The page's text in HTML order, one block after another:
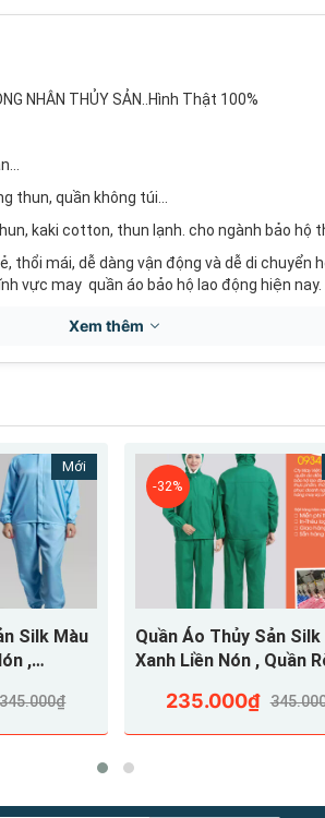
NHÂN THỦY SẢN..Hình Thật 100%
thun, quần không túi...
kaki cotton, thun lạnh. cho ngành bảo hộ
thổi mái, dễ dàng vận động và dễ di chuyển
vực may quần áo bảo hộ lao động hiện nay.
xanh bích, xanh lá, nâu, xám.
công việc.
Xem thêm
Mới
Silk Màu
,
345.000₫
-32%
Quần Áo Thủy Sản Silk
Xanh Liền Nón , Quần
235.000₫